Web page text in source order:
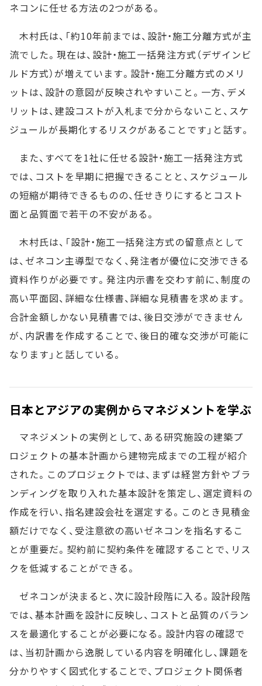
ネコンに任せる方法の2つがある。
木村氏は、「約10年前までは、設計・施工分離方式が主
流でした。現在は、設計・施工一括発注方式（デザインビ
ルド方式）が増えています。設計・施工分離方式のメリ
ットは、設計の意図が反映されやすいこと。一方、デメ
リットは、建設コストが入札まで分からないこと、スケ
ジュールが長期化するリスクがあることです」と話す。
また、すべてを1社に任せる設計・施工一括発注方式
では、コストを早期に把握できることと、スケジュール
の短縮が期待できるものの、任せきりにするとコスト
面と品質面で若干の不安がある。
木村氏は、「設計・施工一括発注方式の留意点として
は、ゼネコン主導型でなく、発注者が優位に交渉できる
資料作りが必要です。発注内示書を交わす前に、制度の
高い平面図、詳細な仕様書、詳細な見積書を求めます。
合計金額しかない見積書では、後日交渉ができません
が、内訳書を作成することで、後日的確な交渉が可能に
なります」と話している。
日本とアジアの実例からマネジメントを学ぶ
マネジメントの実例として、ある研究施設の建築プ
ロジェクトの基本計画から建物完成までの工程が紹介
された。このプロジェクトでは、まずは経営方針やブラ
ンディングを取り入れた基本設計を策定し、選定資料の
作成を行い、指名建設会社を選定する。このとき見積金
額だけでなく、受注意欲の高いゼネコンを指名するこ
とが重要だ。契約前に契約条件を確認することで、リス
クを低減することができる。
ゼネコンが決まると、次に設計段階に入る。設計段階
では、基本計画を設計に反映し、コストと品質のバラン
スを最適化することが必要になる。設計内容の確認で
は、当初計画から逸脱している内容を明確化し、課題を
分かりやすく図式化することで、プロジェクト関係者